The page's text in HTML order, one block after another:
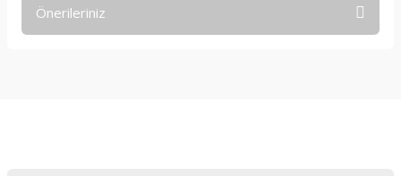
Önerileriniz